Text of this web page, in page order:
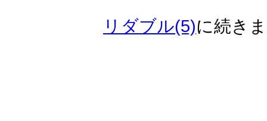
リダブル(5)に続き